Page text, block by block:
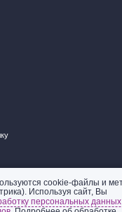
cookie-файлы и
Используя сайт, Вы
персональных